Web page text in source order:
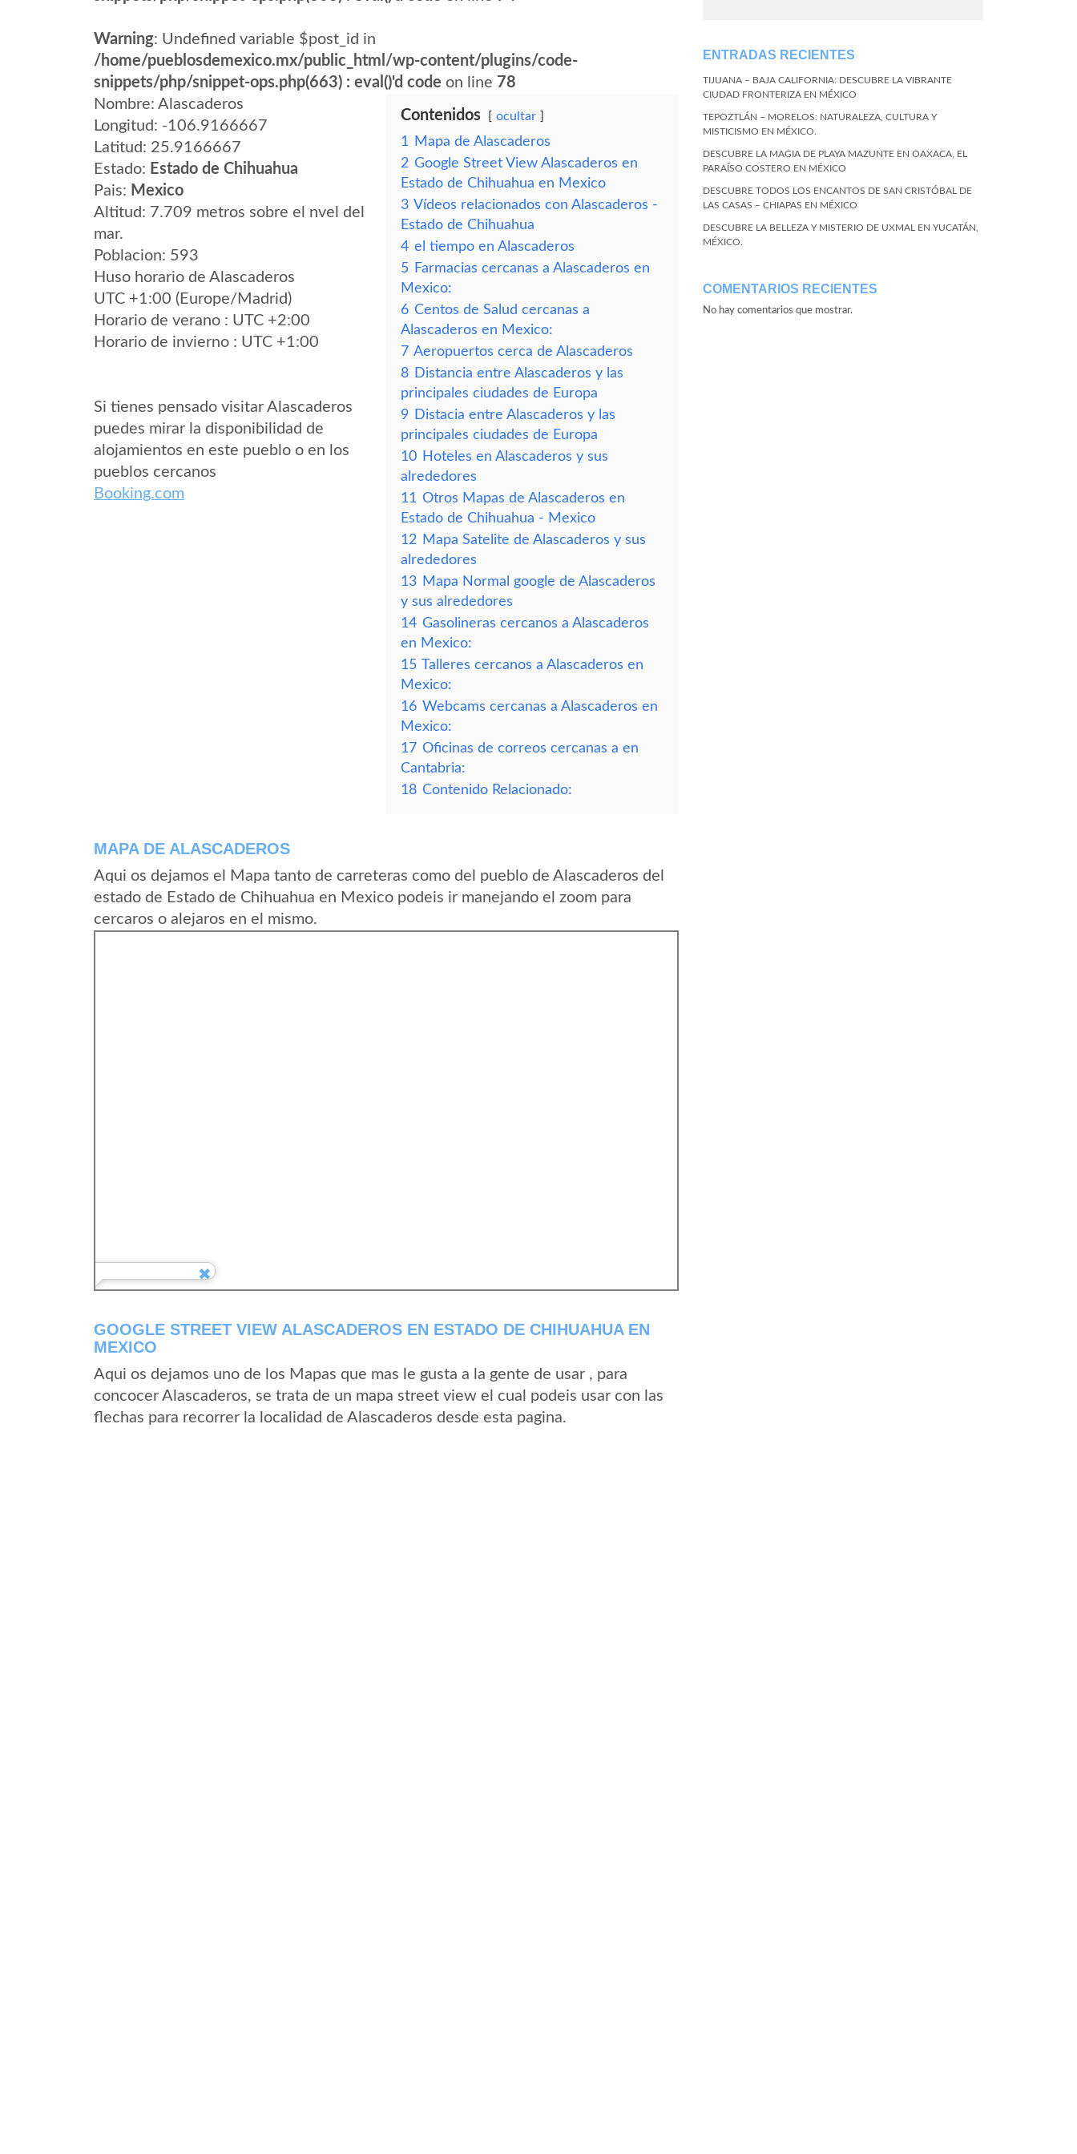
Warning: Undefined variable $post_id in
/home/pueblosdemexico.mx/public_html/wp-content/plugins/code-
snippets/php/snippet-ops.php(663) : eval()'d code on line 78
Nombre: Alascaderos
Longitud: -106.9166667
Latitud: 25.9166667
Estado: Estado de Chihuahua
Pais: Mexico
Altitud: 7.709 metros sobre el nvel del
mar.
Poblacion: 593
Huso horario de Alascaderos
UTC +1:00 (Europe/Madrid)
Horario de verano : UTC +2:00
Horario de invierno : UTC +1:00
Si tienes pensado visitar Alascaderos
puedes mirar la disponibilidad de
alojamientos en este pueblo o en los
pueblos cercanos
Booking.com
Contenidos ocultar
1
Mapa de Alascaderos
2 Google Street View Alascaderos en
Estado de Chihuahua en Mexico
3 Vídeos relacionados con Alascaderos -
Estado de Chihuahua
4 el tiempo en Alascaderos
5 Farmacias cercanas a Alascaderos en
Mexico:
6 Centos de Salud cercanas a
Alascaderos en Mexico:
7 Aeropuertos cerca de Alascaderos
8 Distancia entre Alascaderos y las
principales ciudades de Europa
9 Distacia entre Alascaderos y las
principales ciudades de Europa
10 Hoteles en Alascaderos y sus
alrededores
11 Otros Mapas de Alascaderos en
Estado de Chihuahua - Mexico
12 Mapa Satelite de Alascaderos y sus
alrededores
13 Mapa Normal google de Alascaderos
y sus alrededores
14 Gasolineras cercanos a Alascaderos
en Mexico:
15 Talleres cercanos a Alascaderos en
Mexico:
16 Webcams cercanas a Alascaderos en
Mexico:
17 Oficinas de correos cercanas a en
Cantabria:
18 Contenido Relacionado:
MAPA DE ALASCADEROS
Aqui os dejamos el Mapa tanto de carreteras como del pueblo de Alascaderos del
estado de Estado de Chihuahua en Mexico podeis ir manejando el zoom para
cercaros o alejaros en el mismo.
GOOGLE STREET VIEW ALASCADEROS EN ESTADO DE CHIHUAHUA EN
MEXICO
Aqui os dejamos uno de los Mapas que mas le gusta a la gente de usar , para
concocer Alascaderos, se trata de un mapa street view el cual podeis usar con las
flechas para recorrer la localidad de Alascaderos desde esta pagina.
ENTRADAS RECIENTES
TIJUANA – BAJA CALIFORNIA: DESCUBRE LA VIBRANTE
CIUDAD FRONTERIZA EN MÉXICO
TEPOZTLÁN – MORELOS: NATURALEZA, CULTURA Y
MISTICISMO EN MÉXICO.
DESCUBRE LA MAGIA DE PLAYA MAZUNTE EN OAXACA, EL
PARAÍSO COSTERO EN MÉXICO
DESCUBRE TODOS LOS ENCANTOS DE SAN CRISTÓBAL DE
LAS CASAS – CHIAPAS EN MÉXICO
DESCUBRE LA BELLEZA Y MISTERIO DE UXMAL EN YUCATÁN,
MÉXICO.
COMENTARIOS RECIENTES
No hay comentarios que mostrar.